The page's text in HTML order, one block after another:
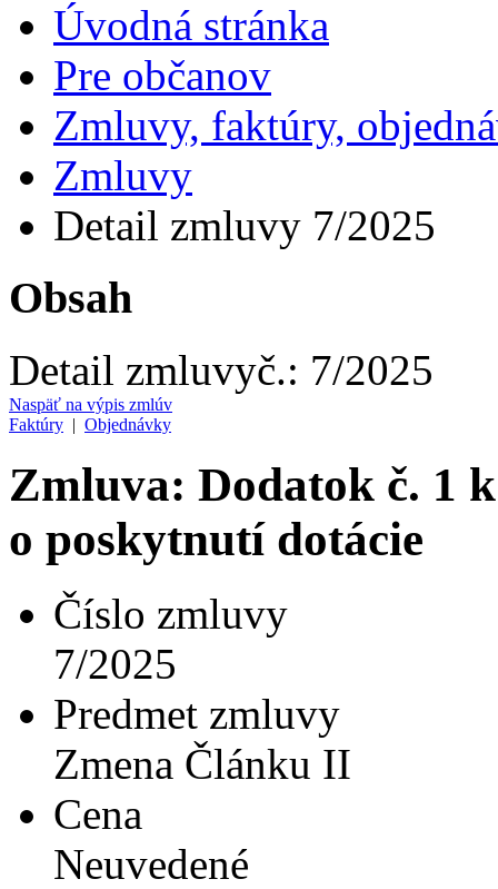
Úvodná stránka
Pre občanov
Zmluvy, faktúry,
Zmluvy
Detail zmluvy 7/2025
Obsah
Detail zmluvyč.: 7/2025
Naspäť na výpis zmlúv
Faktúry | Objednávky
Zmluva: Dodatok č. 1
o poskytnutí dotácie
Číslo zmluvy
7/2025
Predmet zmluvy
Zmena Článku II
Cena
Neuvedené